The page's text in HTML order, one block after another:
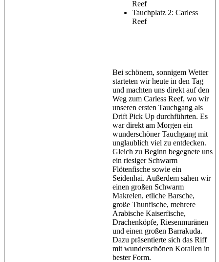
Reef
Tauchplatz 2: Carless
Reef
Bei schönem, sonnigem Wetter
starteten wir heute in den Tag
und machten uns direkt auf den
Weg zum Carless Reef, wo wir
unseren ersten Tauchgang als
Drift Pick Up durchführten. Es
war direkt am Morgen ein
wunderschöner Tauchgang mit
unglaublich viel zu entdecken.
Gleich zu Beginn begegnete uns
ein riesiger Schwarm
Flötenfische sowie ein
Seidenhai. Außerdem sahen wir
einen großen Schwarm
Makrelen, etliche Barsche,
große Thunfische, mehrere
Arabische Kaiserfische,
Drachenköpfe, Riesenmuränen
und einen großen Barrakuda.
Dazu präsentierte sich das Riff
mit wunderschönen Korallen in
bester Form.